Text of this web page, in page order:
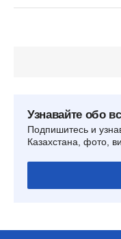
Узнавайте обо
Подпишитесь и
Казахстана, фото,